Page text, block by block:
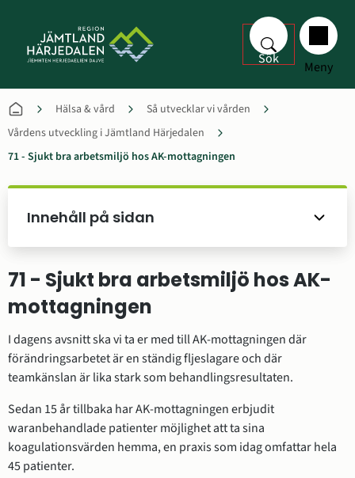
Sök Meny
Hälsa & vård
Så utvecklar vi vården
Vårdens utveckling i Jämtland Härjedalen
71 - Sjukt bra arbetsmiljö hos AK-mottagningen
Innehåll på sidan
71 - Sjukt bra arbetsmiljö hos AK-
mottagningen
I dagens avsnitt ska vi ta er med till AK-mottagningen där
förändringsarbetet är en ständig fljeslagare och där
teamkänslan är lika stark som behandlingsresultaten.
Sedan 15 år tillbaka har AK-mottagningen erbjudit
waranbehandlade patienter möjlighet att ta sina
koagulationsvärden hemma, en praxis som idag omfattar hela
45 patienter.